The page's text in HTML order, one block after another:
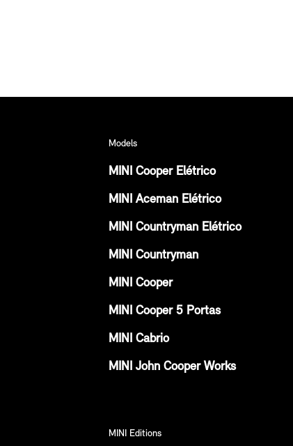
Models
MINI Cooper Elétrico
MINI Aceman Elétrico
MINI Countryman Elétrico
MINI Countryman
MINI Cooper
MINI Cooper 5 Portas
MINI Cabrio
MINI John Cooper Works
MINI Editions